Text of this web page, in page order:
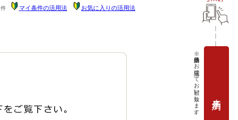
件 マイ条件の活用法 お気に入りの活用法
※当日予約はお電話にてお願い致します。